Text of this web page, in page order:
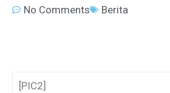
No Comments
Berita
[PIC2]